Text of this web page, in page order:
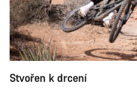
Stvořen k drcení